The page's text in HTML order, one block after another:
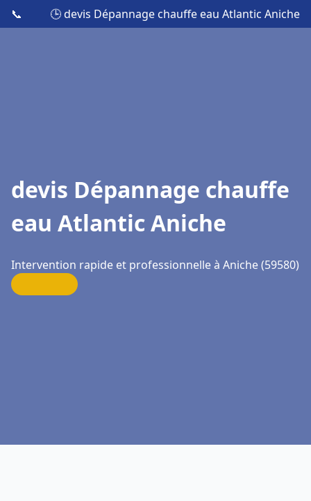
📞 🕒 devis Dépannage chauffe eau Atlantic Aniche
devis Dépannage chauffe
eau Atlantic Aniche
Intervention rapide et professionnelle à Aniche (59580)